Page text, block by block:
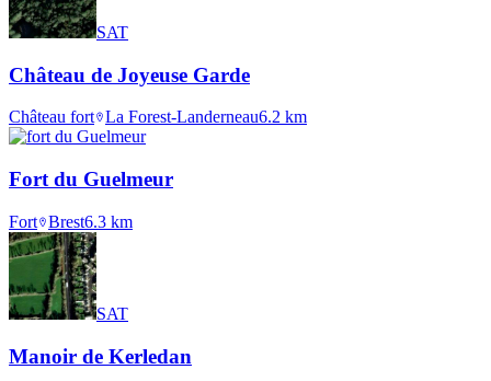
SAT
Château de Joyeuse Garde
Château fort La Forest-Landerneau6.2 km
Fort du Guelmeur
Fort Brest6.3 km
SAT
Manoir de Kerledan